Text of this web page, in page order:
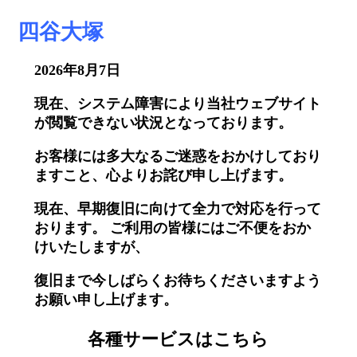
四谷大塚
2026年8月7日
現在、システム障害により当社ウェブサイト
が閲覧できない状況となっております。
お客様には多大なるご迷惑をおかけしており
ますこと、心よりお詫び申し上げます。
現在、早期復旧に向けて全力で対応を行って
おります。 ご利用の皆様にはご不便をおか
けいたしますが、
復旧まで今しばらくお待ちくださいますよう
お願い申し上げます。
各種サービスはこちら